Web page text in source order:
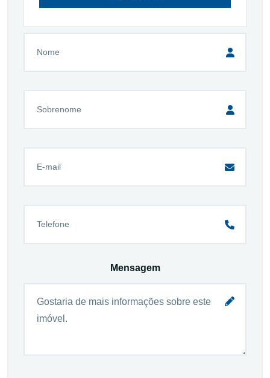
Mensagem